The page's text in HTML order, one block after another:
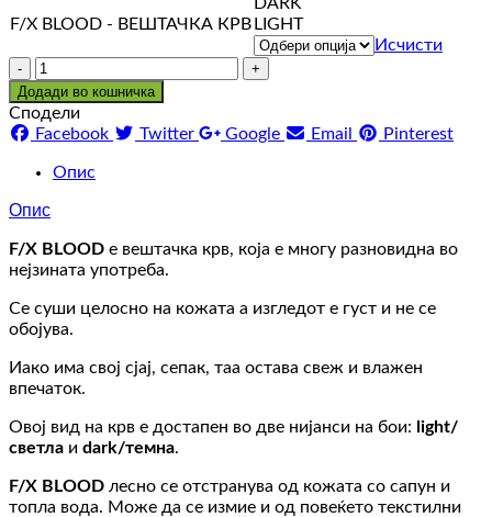
F/X BLOOD - ВЕШТАЧКА КРВ LIGHT
Исчисти
Количина
Додади во кошничка
Сподели
Facebook
Twitter Google Email Pinterest
Опис
Опис
F/X BLOOD е вештачка крв, која е многу разновидна во
нејзината употреба.
Се суши целосно на кожата а изгледот е густ и не се
обојува.
Иако има свој сјај, сепак, таа остава свеж и влажен
впечаток.
Овој вид на крв е достапен во две нијанси на бои: light/
светла и dark/темнa.
F/X BLOOD лесно се отстранува од кожата со сапун и
топла вода. Може да се измие и од повеќето текстилни